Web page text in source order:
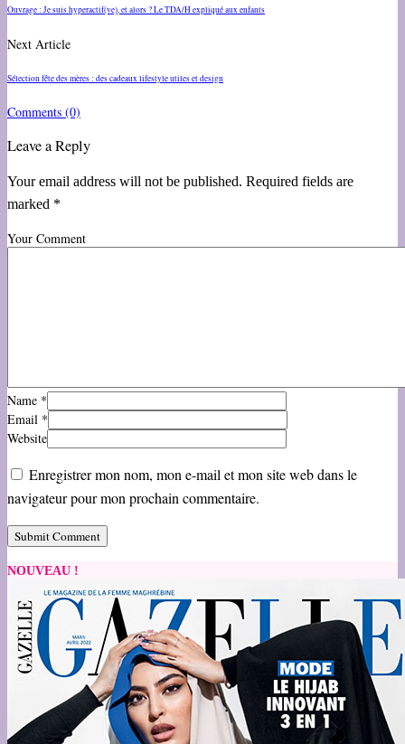
Ouvrage : Je suis hyperactif(ve), et alors ? Le TDA/H expliqué aux enfants
Next Article
Sélection fête des mères : des cadeaux lifestyle utiles et design
Comments (0)
Leave a Reply
Your email address will not be published. Required fields are
marked *
Your Comment
Name *
Email *
Website
Enregistrer mon nom, mon e-mail et mon site web dans le
navigateur pour mon prochain commentaire.
NOUVEAU !